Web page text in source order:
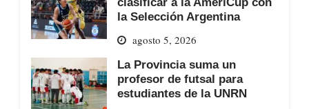
la Selección Argentina
agosto 5, 2026
La Provincia suma un
profesor de futsal para
estudiantes de la UNRN